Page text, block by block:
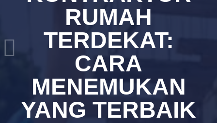
RUMAH
TERDEKAT:
CARA
MENEMUKAN
YANG TERBAIK